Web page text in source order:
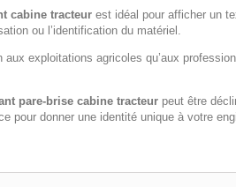
cabine tracteur est idéal pour afficher un
ou l’identification du matériel.
aux exploitations agricoles qu’aux
pare-brise cabine tracteur peut être
pour donner une identité unique à votre